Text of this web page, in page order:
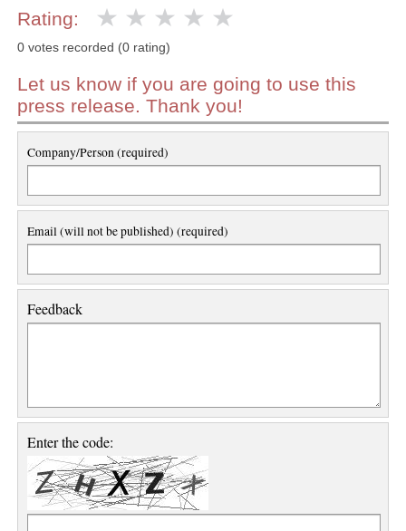
Rating:
0 votes recorded (0 rating)
Let us know if you are going to use this
press release. Thank you!
Company/Person (required)
Email (will not be published) (required)
Feedback
Enter the code: